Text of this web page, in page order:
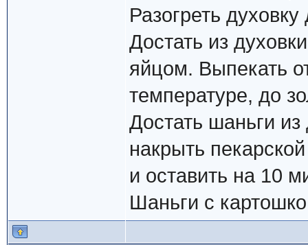
Разогреть
Достать из
яйцом. Выпекать
температуре, до
Достать шаньги
накрыть
и оставить на 10
Шаньги с